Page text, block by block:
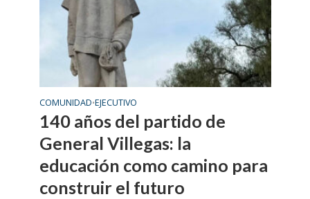
COMUNIDAD•EJECUTIVO
140 años del partido de
General Villegas: la
educación como camino para
construir el futuro